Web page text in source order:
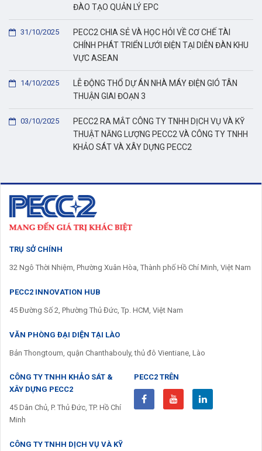
ĐÀO TẠO QUẢN LÝ EPC
PECC2 CHIA SẺ VÀ HỌC HỎI VỀ CƠ CHẾ TÀI
CHÍNH PHÁT TRIỂN LƯỚI ĐIỆN TẠI DIỄN ĐÀN KHU
VỰC ASEAN
31/10/2025
LỄ ĐỘNG THỔ DỰ ÁN NHÀ MÁY ĐIỆN GIÓ TÂN
THUẬN GIAI ĐOẠN 3
14/10/2025
PECC2 RA MẮT CÔNG TY TNHH DỊCH VỤ VÀ KỸ
THUẬT NĂNG LƯỢNG PECC2 VÀ CÔNG TY TNHH
KHẢO SÁT VÀ XÂY DỰNG PECC2
03/10/2025
TRỤ SỞ CHÍNH
32 Ngô Thời Nhiệm, Phường Xuân Hòa, Thành phố Hồ Chí Minh, Việt Nam
PECC2 INNOVATION HUB
45 Đường Số 2, Phường Thủ Đức, Tp. HCM, Việt Nam
VĂN PHÒNG ĐẠI DIỆN TẠI LÀO
Bản Thongtoum, quận Chanthabouly, thủ đô Vientiane, Lào
CÔNG TY TNHH KHẢO SÁT &
XÂY DỰNG PECC2
45 Dân Chủ, P. Thủ Đức, TP. Hồ Chí
Minh
CÔNG TY TNHH DỊCH VỤ VÀ KỸ
PECC2 TRÊN